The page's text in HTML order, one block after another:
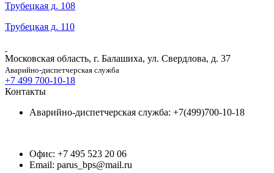
Трубецкая д. 108
Трубецкая д. 110
Московская область, г. Балашиха, ул. Свердлова, д. 37
Аварийно-диспетчерская служба
+7 499 700-10-18
Контакты
Аварийно-диспетчерская служба: +7(499)700-10-18
Офис: +7 495 523 20 06
Email: parus_bps@mail.ru